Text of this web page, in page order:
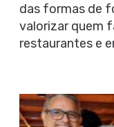
das formas de
valorizar quem
restaurantes e